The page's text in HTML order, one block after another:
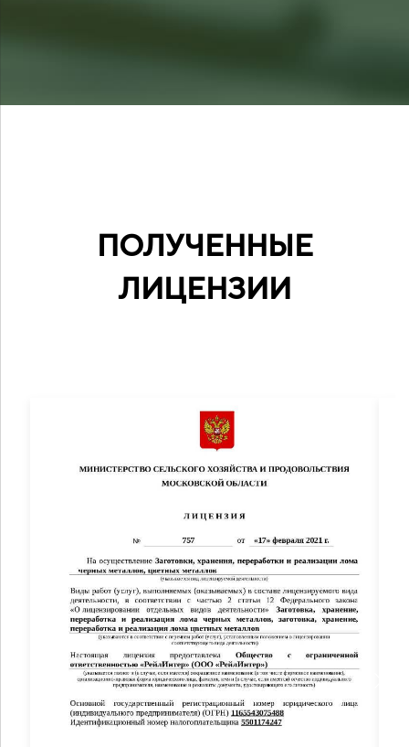
ПОЛУЧЕННЫЕ
ЛИЦЕНЗИИ